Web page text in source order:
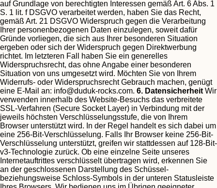
auf Grundlage von berechtigten Interessen gemäß Art. 6 Abs. 1
S. 1 lit. f DSGVO verarbeitet werden, haben Sie das Recht,
gemäß Art. 21 DSGVO Widerspruch gegen die Verarbeitung
Ihrer personenbezogenen Daten einzulegen, soweit dafür
Gründe vorliegen, die sich aus Ihrer besonderen Situation
ergeben oder sich der Widerspruch gegen Direktwerbung
richtet. Im letzteren Fall haben Sie ein generelles
Widerspruchsrecht, das ohne Angabe einer besonderen
Situation von uns umgesetzt wird. Möchten Sie von Ihrem
Widerrufs- oder Widerspruchsrecht Gebrauch machen, genügt
eine E-Mail an: info@duduk-rocks.com. 6. Datensicherheit Wir
verwenden innerhalb des Website-Besuchs das verbreitete
SSL-Verfahren (Secure Socket Layer) in Verbindung mit der
jeweils höchsten Verschlüsselungsstufe, die von Ihrem
Browser unterstützt wird. In der Regel handelt es sich dabei um
eine 256-Bit-Verschlüsselung. Falls Ihr Browser keine 256-Bit-
Verschlüsselung unterstützt, greifen wir stattdessen auf 128-Bit-
v3-Technologie zurück. Ob eine einzelne Seite unseres
Internetauftrittes verschlüsselt übertragen wird, erkennen Sie
an der geschlossenen Darstellung des Schüssel-
beziehungsweise Schloss-Symbols in der unteren Statusleiste